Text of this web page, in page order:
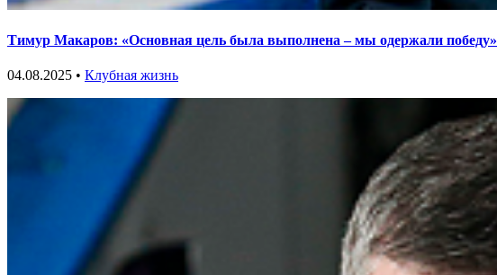
Тимур Макаров: «Основная цель была выполнена – мы одержали победу»
04.08.2025 • Клубная жизнь